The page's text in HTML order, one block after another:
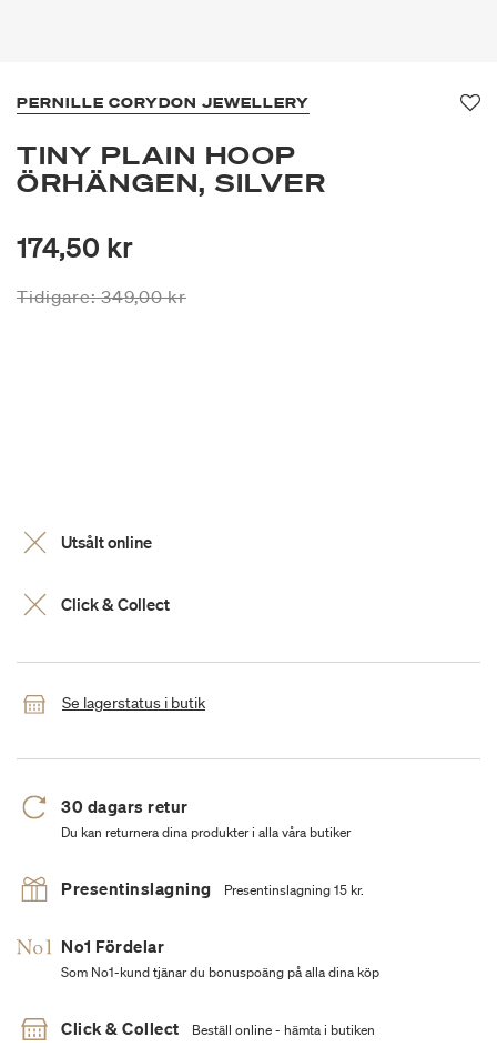
PERNILLE CORYDON JEWELLERY
TINY PLAIN HOOP
ÖRHÄNGEN, SILVER
174,50 kr
Priset är nedsatt från
Tidigare:349,00 krtill
Utsålt online
Click & Collect
Se lagerstatus i butik
30 dagars retur
Du kan returnera dina produkter i alla våra butiker
Presentinslagning Presentinslagning 15 kr.
No1 Fördelar
Som No1-kund tjänar du bonuspoäng på alla dina köp
Click & Collect Beställ online - hämta i butiken